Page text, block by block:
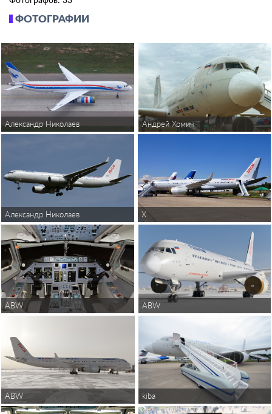
ФОТОГРАФИИ
Александр Николаев Андрей Хомич
Александр Николаев X
ABW ABW
ABW kiba